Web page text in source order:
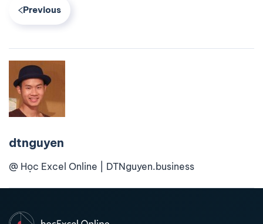
Previous
dtnguyen
@ Học Excel Online | DTNguyen.business